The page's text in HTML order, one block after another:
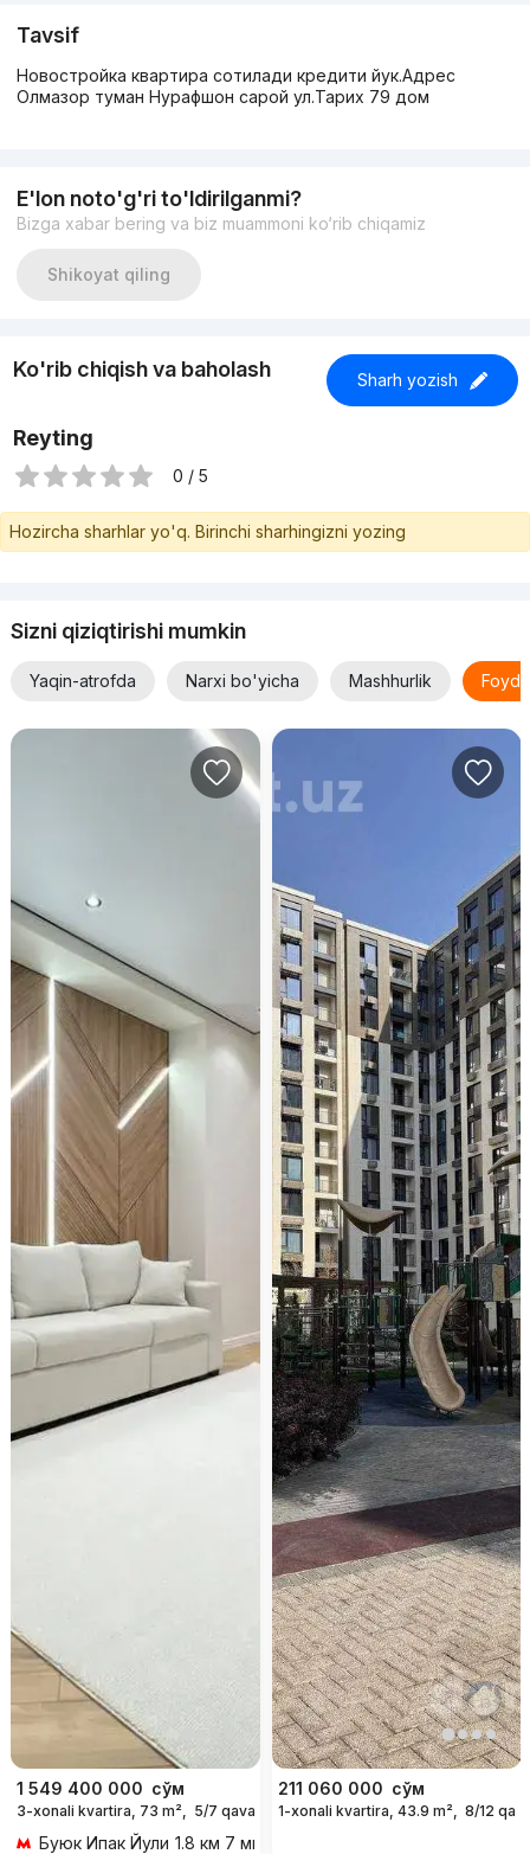
Tavsif
Новостройка квартира сотилади кредити йук.Адрес
Олмазор туман Нурафшон сарой ул.Тарих 79 дом
E'lon noto'g'ri to'ldirilganmi?
Bizga xabar bering va biz muammoni ko‘rib chiqamiz
Shikoyat qiling
Ko'rib chiqish va baholash Sharh yozish
Reyting
0 / 5
Hozircha sharhlar yo'q. Birinchi sharhingizni yozing
Sizni qiziqtirishi mumkin
Yaqin-atrofda Narxi bo'yicha Mashhurlik
1 549 400 000 сўм
3-xonali kvartira, 73 m², 5/7 qavat
Буюк Ипак Йули 1.8 км 7 мин transportda
211 060 000 сўм
1-xonali kvartira, 43.9 m², 8/12